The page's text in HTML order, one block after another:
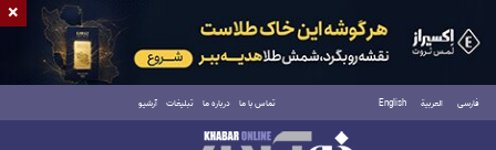
فارسی العربية English تماس با ما درباره ما تبلیغات آرشیو
شنبه ۱۷ مرداد ۱۴۰۵
×